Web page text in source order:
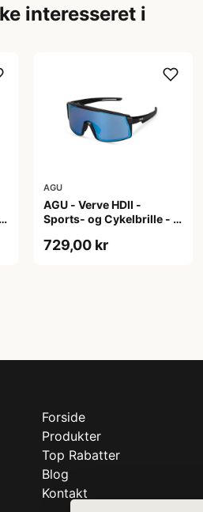
interesseret i
AGU
AGU - Verve HDII -
Sports- og Cykelbrille - 3
729,00 kr
Forside
Produkter
Top Rabatter
Blog
Kontakt